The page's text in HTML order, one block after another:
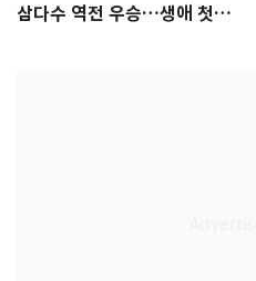
삼다수 역전 우승…생애 첫승